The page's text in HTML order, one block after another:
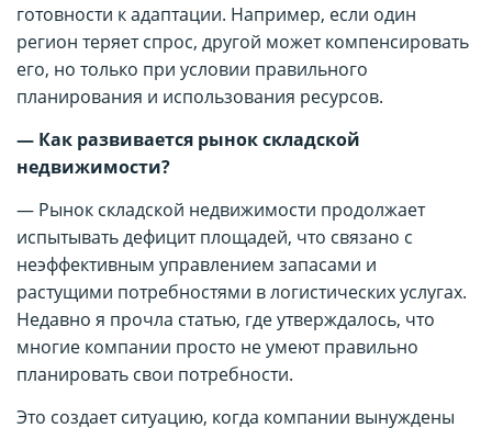
готовности к адаптации. Например, если один
регион теряет спрос, другой может компенсировать
его, но только при условии правильного
планирования и использования ресурсов.
— Как развивается рынок складской
недвижимости?
— Рынок складской недвижимости продолжает
испытывать дефицит площадей, что связано с
неэффективным управлением запасами и
растущими потребностями в логистических услугах.
Недавно я прочла статью, где утверждалось, что
многие компании просто не умеют правильно
планировать свои потребности.
Это создает ситуацию, когда компании вынуждены